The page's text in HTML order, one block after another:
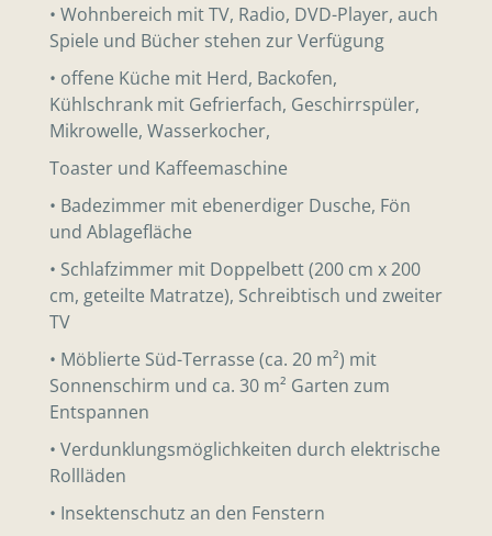
• Wohnbereich mit TV, Radio, DVD-Player, auch
Spiele und Bücher stehen zur Verfügung
• offene Küche mit Herd, Backofen,
Kühlschrank mit Gefrierfach, Geschirrspüler,
Mikrowelle, Wasserkocher,
Toaster und Kaffeemaschine
• Badezimmer mit ebenerdiger Dusche, Fön
und Ablagefläche
• Schlafzimmer mit Doppelbett (200 cm x 200
cm, geteilte Matratze), Schreibtisch und zweiter
TV
• Möblierte Süd-Terrasse (ca. 20 m²) mit
Sonnenschirm und ca. 30 m² Garten zum
Entspannen
• Verdunklungsmöglichkeiten durch elektrische
Rollläden
• Insektenschutz an den Fenstern